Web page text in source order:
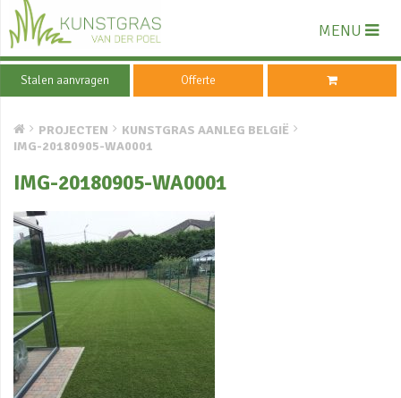
MENU
Stalen aanvragen Offerte
PROJECTEN
KUNSTGRAS AANLEG BELGIË
IMG-20180905-WA0001
IMG-20180905-WA0001